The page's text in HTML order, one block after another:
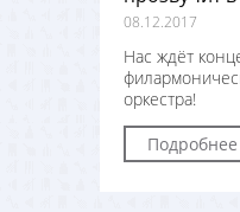
08.12.2017
Нас ждёт
оркестра!
Подробнее